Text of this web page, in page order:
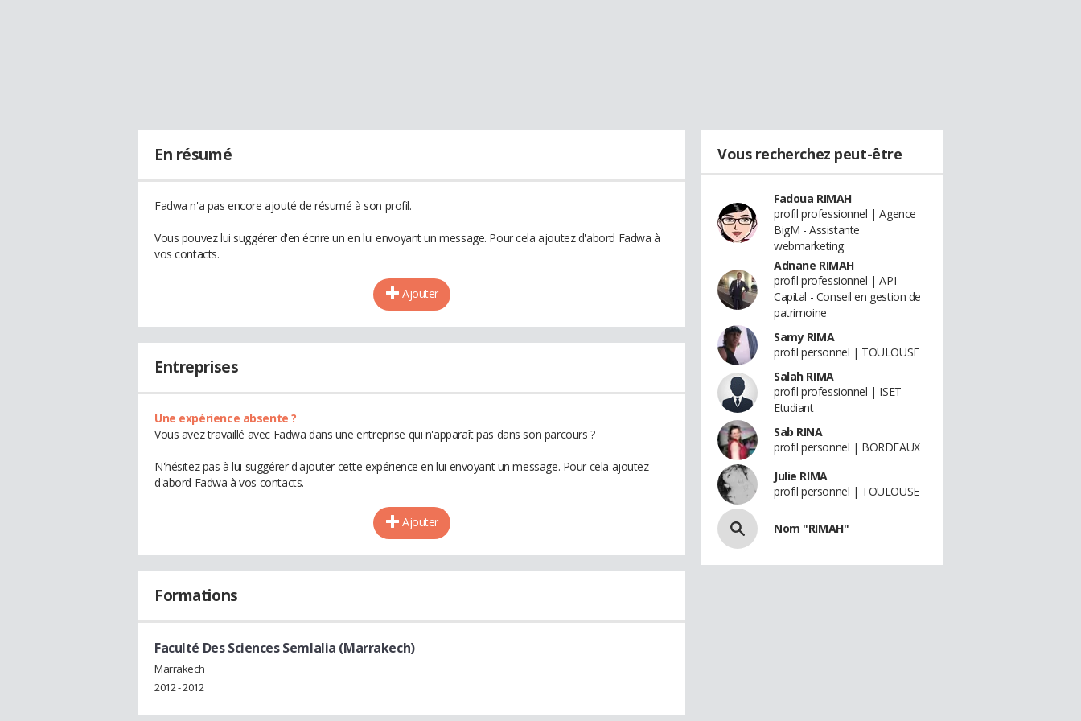
En résumé
Fadwa n'a pas encore ajouté de résumé à son profil.
Vous pouvez lui suggérer d'en écrire un en lui envoyant un message. Pour cela ajoutez d'abord Fadwa à
vos contacts.
Ajouter
Entreprises
Une expérience absente ?
Vous avez travaillé avec Fadwa dans une entreprise qui n'apparaît pas dans son parcours ?
N'hésitez pas à lui suggérer d'ajouter cette expérience en lui envoyant un message. Pour cela ajoutez
d'abord Fadwa à vos contacts.
Ajouter
Formations
Faculté Des Sciences Semlalia (Marrakech)
Marrakech
2012 - 2012
Vous recherchez peut-être
Fadoua RIMAH
profil professionnel | Agence
BigM - Assistante
webmarketing
Adnane RIMAH
profil professionnel | API
Capital - Conseil en gestion de
patrimoine
Samy RIMA
profil personnel | TOULOUSE
Salah RIMA
profil professionnel | ISET -
Etudiant
Sab RINA
profil personnel | BORDEAUX
Julie RIMA
profil personnel | TOULOUSE
Nom "RIMAH"